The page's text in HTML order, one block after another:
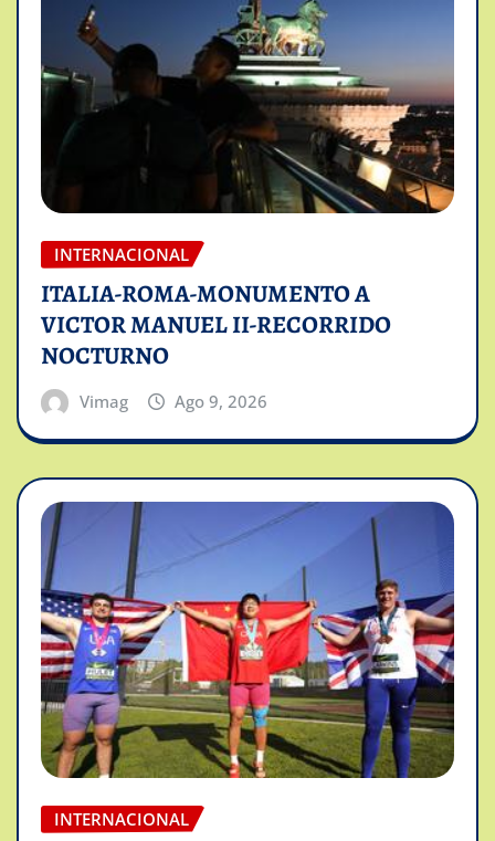
INTERNACIONAL
ITALIA-ROMA-MONUMENTO A
VICTOR MANUEL II-RECORRIDO
NOCTURNO
Vimag Ago 9, 2026
INTERNACIONAL